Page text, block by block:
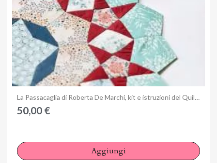
Anteprima La Passacaglia di Roberta De Marchi, kit e istruzioni del Quilting Days di Milano
50,00 €
Aggiungi